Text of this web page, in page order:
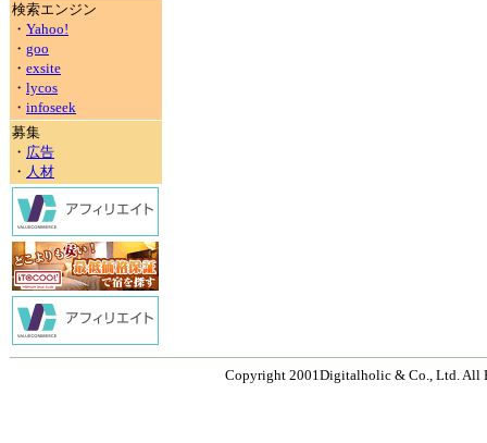
検索エンジン
・ Yahoo!
・ goo
・ exsite
・ lycos
・ infoseek
募集
・ 広告
・ 人材
Copyright 2001Digitalholic & Co., Ltd. All